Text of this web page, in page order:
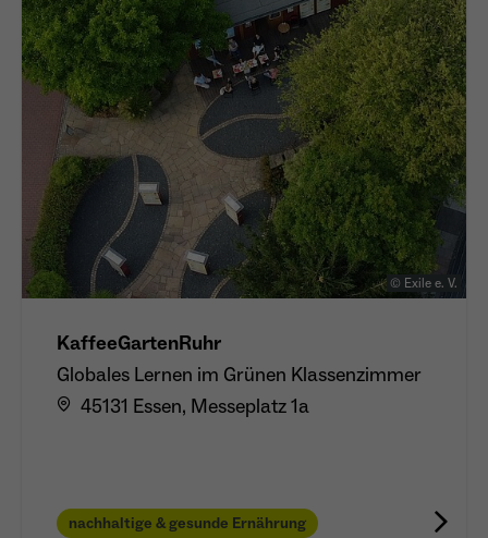
© Exile e. V.
KaffeeGartenRuhr
Globales Lernen im Grünen Klassenzimmer
45131 Essen, Messeplatz 1a
nachhaltige & gesunde Ernährung